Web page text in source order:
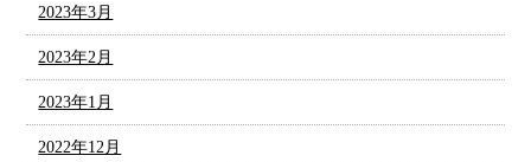
2023年3月
2023年2月
2023年1月
2022年12月